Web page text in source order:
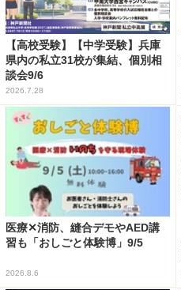
【高校受験】【中学受験】兵庫
県内の私立31校が集結、個別相
談会9/6
2026.7.28
医療✕消防、縫合デモやAED講
習も「おしごと体験博」9/5
2026.8.6